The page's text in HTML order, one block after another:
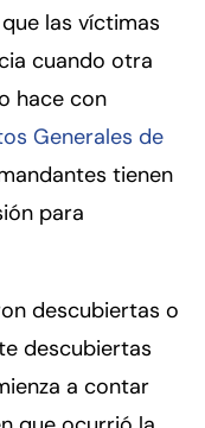
las víctimas
cuando otra
hace con
Generales de
tienen
para
descubiertas o
descubiertas
a contar
Office Hours
8:30 AM – 5:00 PM
8:30 AM – 5:00 PM
8:30 AM – 5:00 PM
8:30 AM – 5:00 PM
8:30 AM – 5:00 PM
Closed
Office Hours
8:30 AM – 5:00 PM
8:30 AM – 5:00 PM
8:30 AM – 5:00 PM
8:30 AM – 5:00 PM
8:30 AM – 5:00 PM
Closed